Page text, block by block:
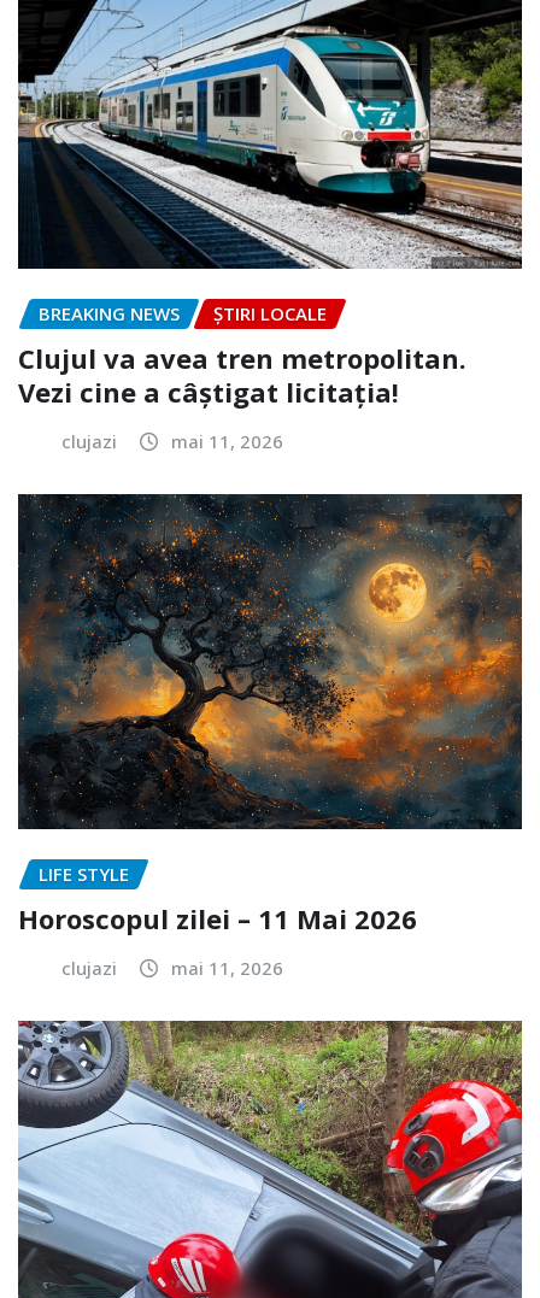
BREAKING NEWS ȘTIRI LOCALE
Clujul va avea tren metropolitan.
Vezi cine a câștigat licitația!
clujazi mai 11, 2026
LIFE STYLE
Horoscopul zilei – 11 Mai 2026
clujazi mai 11, 2026